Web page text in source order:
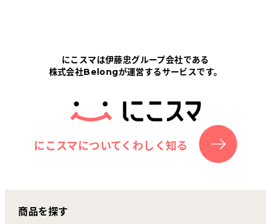
にこスマについて
サポートセンター
お客さまの声
にこスマ通信
にこスマは伊藤忠グループ会社である
株式会社Belongが運営するサービスです。
にこスマについてくわしく知る
商品を探す